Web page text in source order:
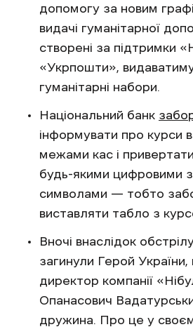
допомогу за новим
видачі гуманітарної
створені за підтримки
«Укрпошти»,
гуманітарні набори.
Національний банк
інформувати про курси
межами кас і
будь-якими цифровими
символами — тобто
виставляти табло з
Вночі внаслідок
загинули Герой України,
директор компанії
Опанасович
дружина. Про це у